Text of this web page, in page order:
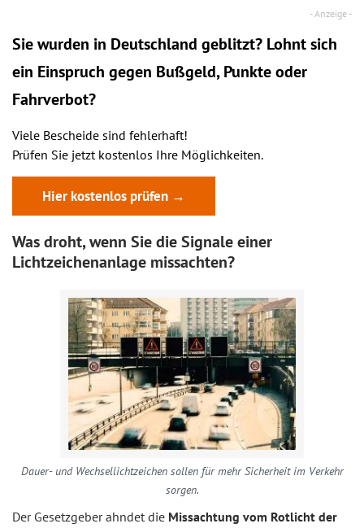
Sie wurden in Deutschland geblitzt? Lohnt sich
ein Einspruch gegen Bußgeld, Punkte oder
Fahrverbot?
Viele Bescheide sind fehlerhaft!
Prüfen Sie jetzt kostenlos Ihre Möglichkeiten.
Hier kostenlos prüfen →
Was droht, wenn Sie die Signale einer
Lichtzeichenanlage missachten?
Dauer- und Wechsellichtzeichen sollen für mehr Sicherheit im Verkehr
sorgen.
Der Gesetzgeber ahndet die Missachtung vom Rotlicht der